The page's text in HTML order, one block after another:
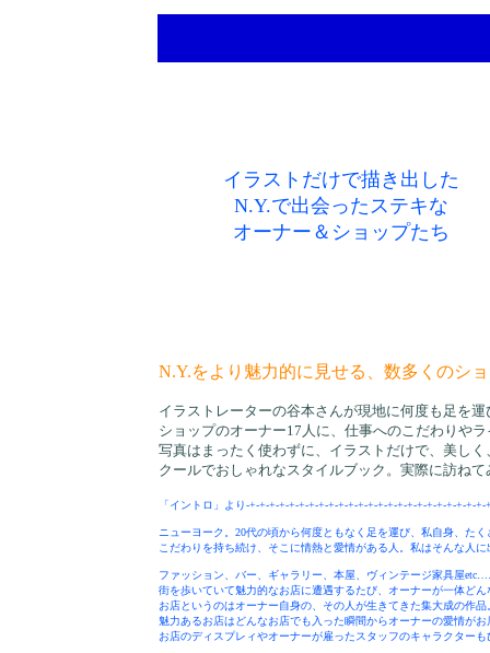
イラストだけで描き出した
N.Y.で出会ったステキな
オーナー＆ショップたち
N.Y.をより魅力的に見せる、数多くのシ
イラストレーターの谷本さんが現地に何度も足を運
ショップのオーナー17人に、仕事へのこだわりや
写真はまったく使わずに、イラストだけで、美し
クールでおしゃれなスタイルブック。実際に訪ね
「イントロ」より-+-+-+-+-+-+-+-+-+-+-+-+-+-+-+-+-+-+-+-+-+-+-+-+-
ニューヨーク。20代の頃から何度ともなく足を運び、私自身、た
こだわりを持ち続け、そこに情熱と愛情がある人。私はそんな人
ファッション、バー、ギャラリー、本屋、ヴィンテージ家具屋
街を歩いていて魅力的なお店に遭遇するたび、オーナーが一体ど
お店というのはオーナー自身の、その人が生きてきた集大成の作品
魅力あるお店はどんなお店でも入った瞬間からオーナーの愛情が
お店のディスプレィやオーナーが雇ったスタッフのキャラクター